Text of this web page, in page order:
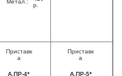
Метал.:
р.
Приставк
а
А.ПР-4*
Приставк
а
А.ПР-5*